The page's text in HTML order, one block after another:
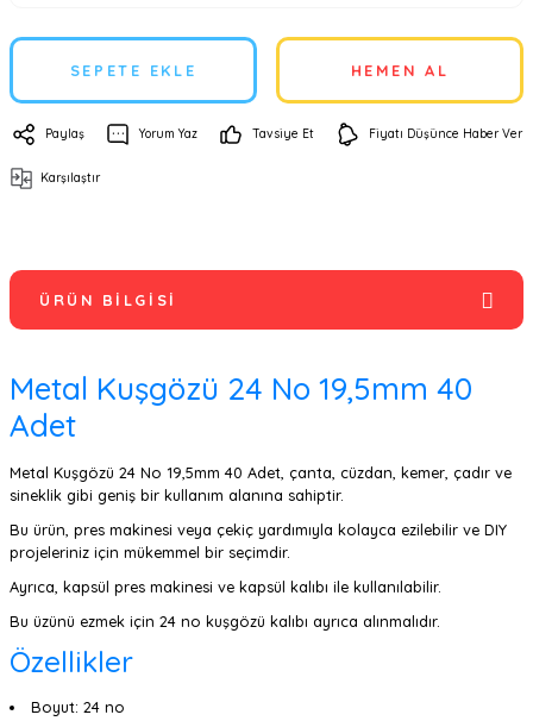
SEPETE EKLE HEMEN AL
Paylaş Yorum Yaz Tavsiye Et Fiyatı Düşünce Haber Ver
Karşılaştır
ÜRÜN BILGISI
Metal Kuşgözü 24 No 19,5mm 40
Adet
Metal Kuşgözü 24 No 19,5mm 40 Adet, çanta, cüzdan, kemer, çadır ve
sineklik gibi geniş bir kullanım alanına sahiptir.
Bu ürün, pres makinesi veya çekiç yardımıyla kolayca ezilebilir ve DIY
projeleriniz için mükemmel bir seçimdir.
Ayrıca, kapsül pres makinesi ve kapsül kalıbı ile kullanılabilir.
Bu üzünü ezmek için 24 no kuşgözü kalıbı ayrıca alınmalıdır.
Özellikler
Boyut: 24 no